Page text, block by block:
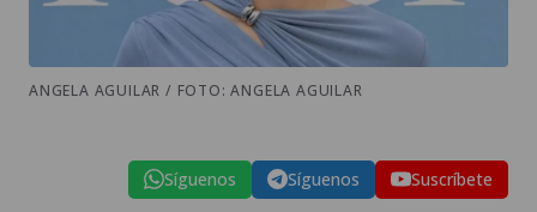
ANGELA AGUILAR / FOTO: ANGELA AGUILAR
Síguenos Síguenos Suscríbete